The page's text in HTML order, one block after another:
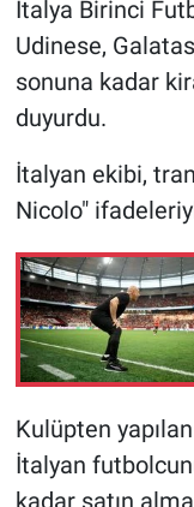
İtalya Birinci
Udinese,
sonuna kadar
duyurdu.
İtalyan ekibi,
Nicolo"
Kulüpten
İtalyan
kadar satın
Günün
Haber
Kimdir
Koronavirüs
Kültür Sanat
Ne demişti
Nedir